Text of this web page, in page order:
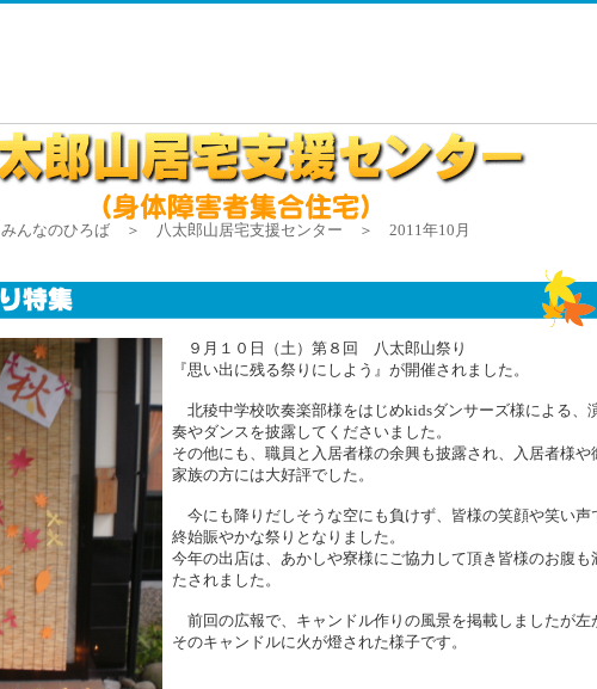
みんなのひろば ＞ 八太郎山居宅支援センター ＞ 2011年10月
９月１０日（土）第８回 八太郎山祭り
『思い出に残る祭りにしよう』が開催されました。
北稜中学校吹奏楽部様をはじめkidsダンサーズ様による、
奏やダンスを披露してくださいました。
その他にも、職員と入居者様の余興も披露され、入居者様や
家族の方には大好評でした。
今にも降りだしそうな空にも負けず、皆様の笑顔や笑い声
終始賑やかな祭りとなりました。
今年の出店は、あかしや寮様にご協力して頂き皆様のお腹も
たされました。
前回の広報で、キャンドル作りの風景を掲載しましたが左
そのキャンドルに火が燈された様子です。